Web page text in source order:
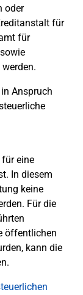
oder
für
für
Anspruch
eine
In diesem
keine
Für die
öffentlichen
kann die